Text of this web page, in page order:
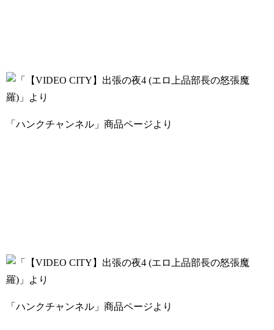
「ハンクチャンネル」商品ページより
「ハンクチャンネル」商品ページより